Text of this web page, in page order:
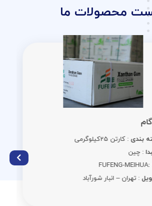
محصولات ما
: کارتن 25کیلوگرمی
چین
FUFENG-
: تهران – انبار شورآباد